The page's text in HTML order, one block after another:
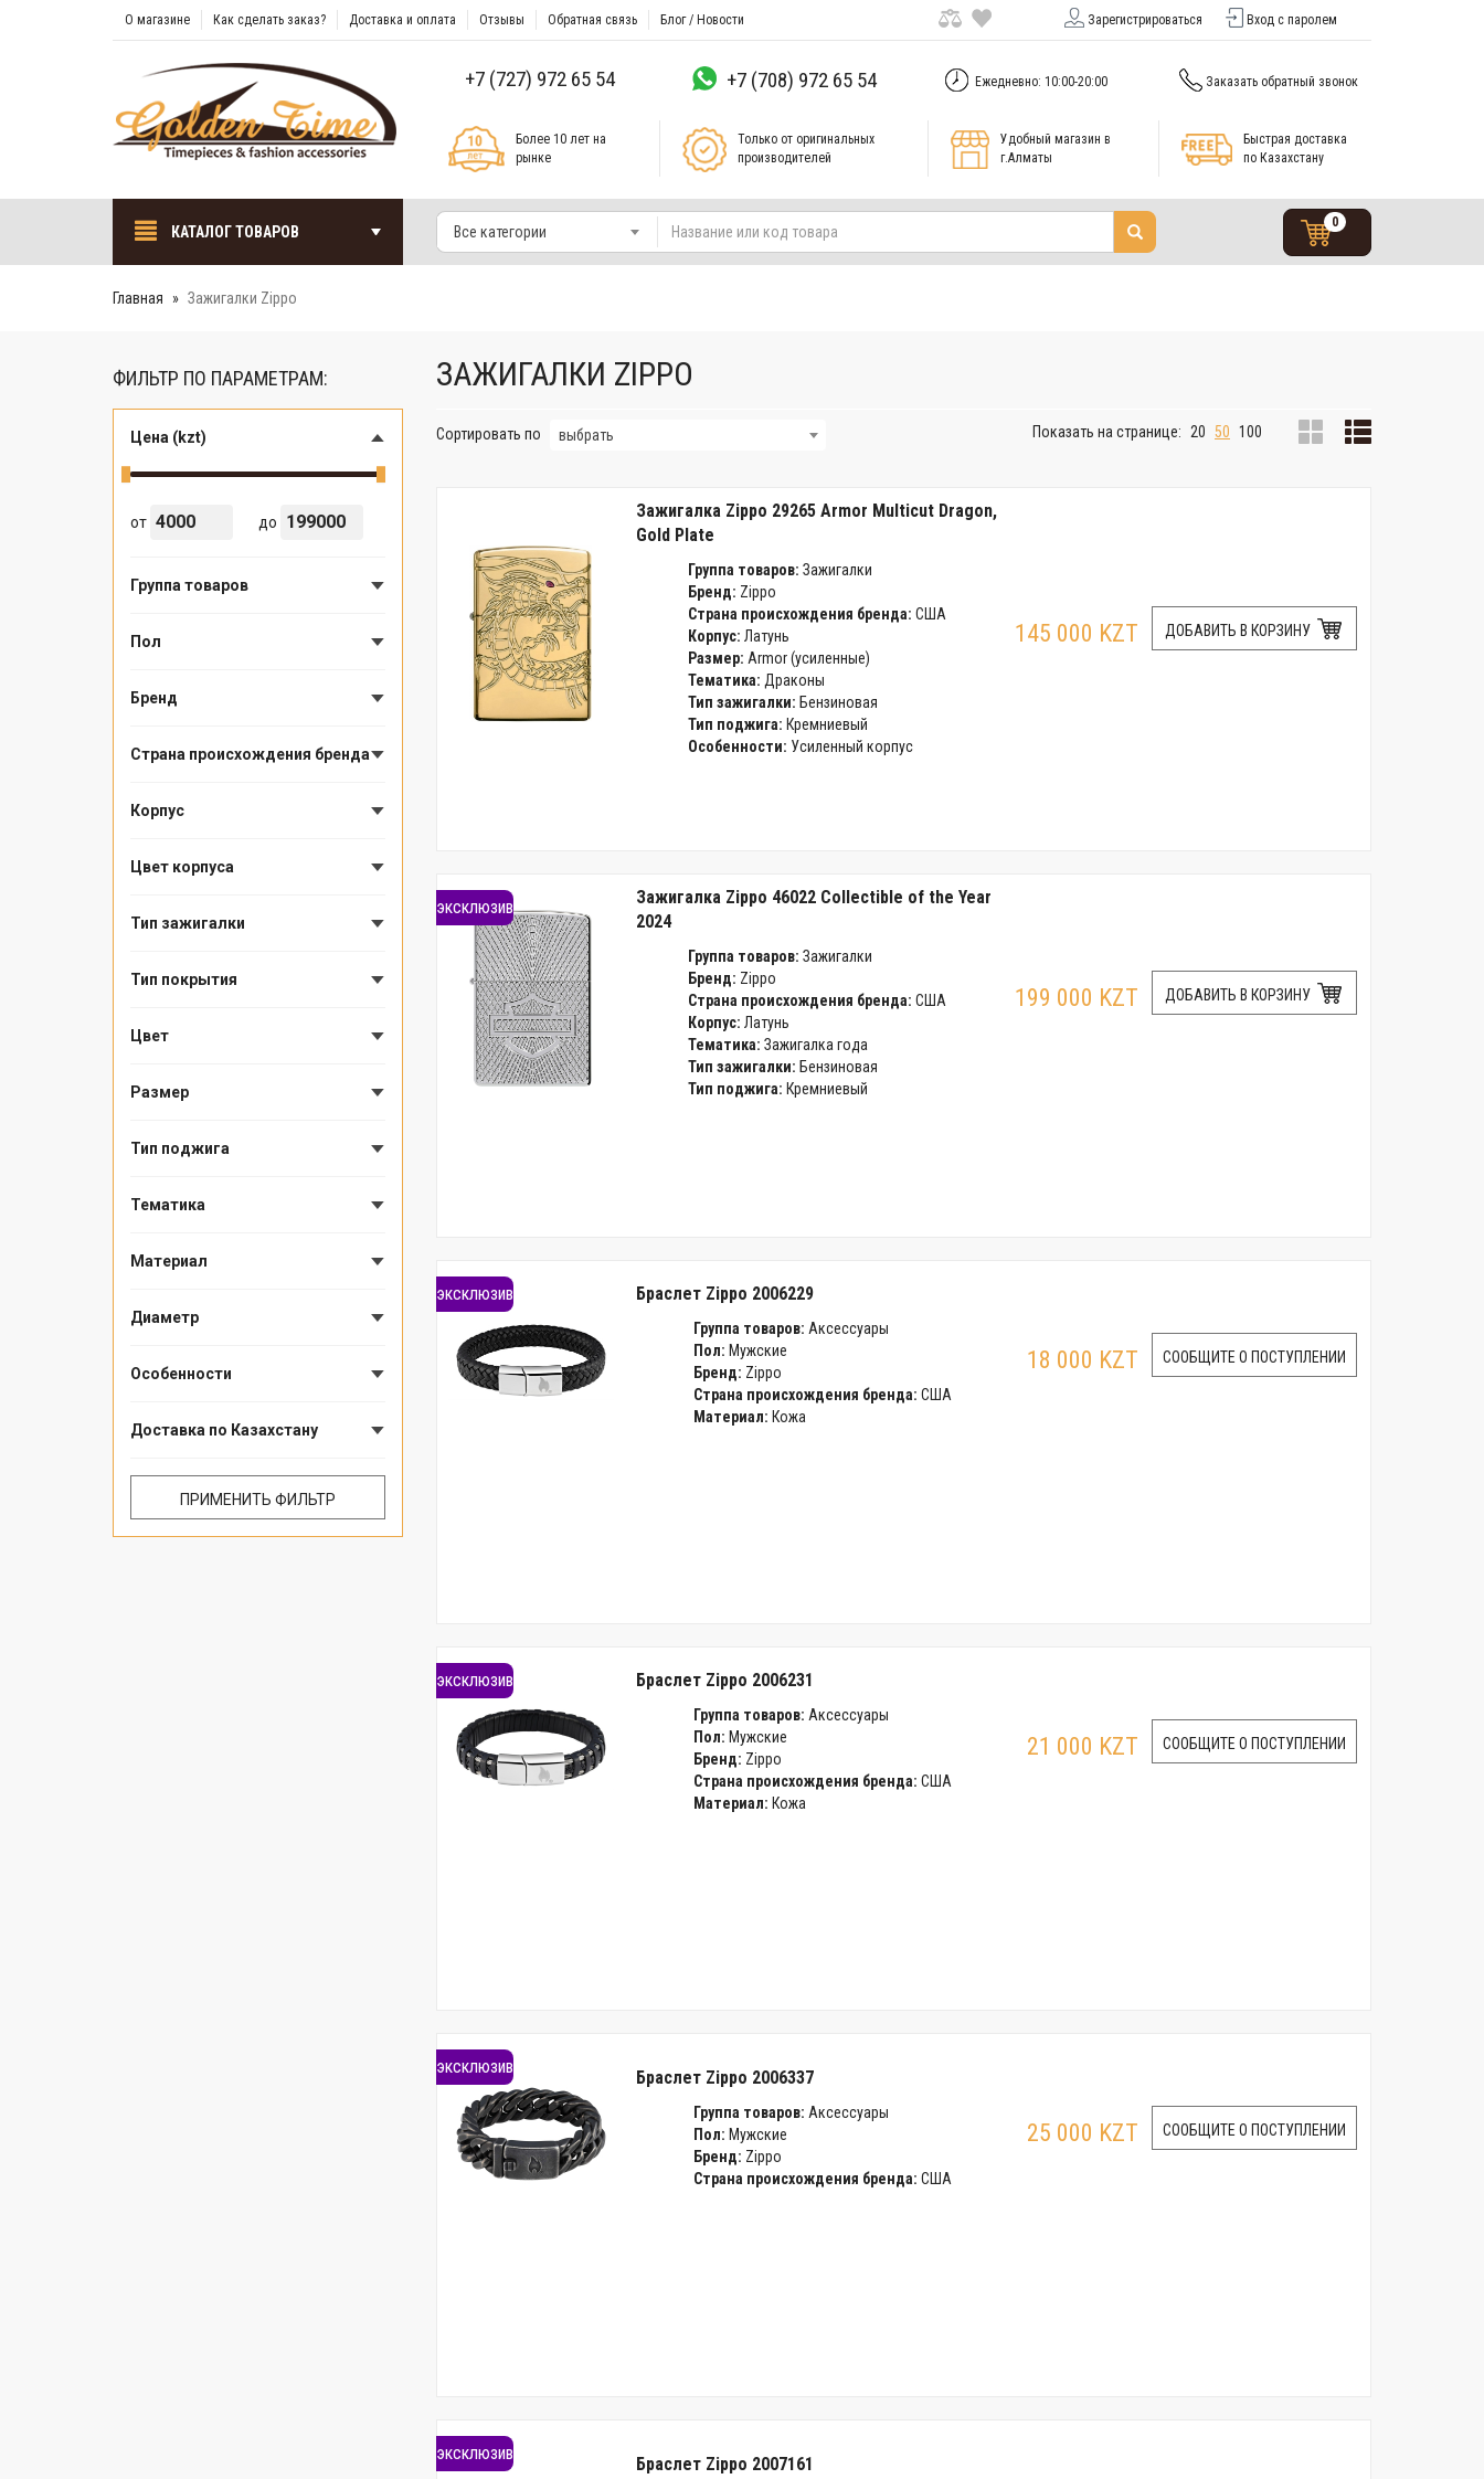
О магазине Как сделать заказ? Доставка и оплата Отзывы Обратная связь Блог / Новости Зарегистрироваться Вход с паролем
+7 (727) 972 65 54 +7 (708) 972 65 54 Ежедневно: 10:00-20:00 Заказать обратный звонок
Более 10 лет на
рынке
Только от оригинальных
производителей
Удобный магазин в
г.Алматы
Быстрая доставка
по Казахстану
КАТАЛОГ ТОВАРОВ Все категории
0
Главная Зажигалки Zippo
ФИЛЬТР ПО ПАРАМЕТРАМ:
Цена (kzt)
от до
Группа товаров
Пол
Бренд
Страна происхождения бренда
Корпус
Цвет корпуса
Тип зажигалки
Тип покрытия
Цвет
Размер
Тип поджига
Тематика
Материал
Диаметр
Особенности
Доставка по Казахстану
ЗАЖИГАЛКИ ZIPPO
Сортировать по выбрать Показать на странице: 20 50 100
Зажигалка Zippo 29265 Armor Multicut Dragon,
Gold Plate
Группа товаров: Зажигалки
Бренд: Zippo
Страна происхождения бренда: США
Корпус: Латунь
Размер: Armor (усиленные)
Тематика: Драконы
Тип зажигалки: Бензиновая
Тип поджига: Кремниевый
Особенности: Усиленный корпус
145 000 KZT ДОБАВИТЬ В КОРЗИНУ
эксклюзив
Зажигалка Zippo 46022 Collectible of the Year
2024
Группа товаров: Зажигалки
Бренд: Zippo
Страна происхождения бренда: США
Корпус: Латунь
Тематика: Зажигалка года
Тип зажигалки: Бензиновая
Тип поджига: Кремниевый
199 000 KZT ДОБАВИТЬ В КОРЗИНУ
эксклюзив Браслет Zippo 2006229
Группа товаров: Аксессуары
Пол: Мужские
Бренд: Zippo
Страна происхождения бренда: США
Материал: Кожа
18 000 KZT СООБЩИТЕ О ПОСТУПЛЕНИИ
эксклюзив Браслет Zippo 2006231
Группа товаров: Аксессуары
Пол: Мужские
Бренд: Zippo
Страна происхождения бренда: США
Материал: Кожа
21 000 KZT СООБЩИТЕ О ПОСТУПЛЕНИИ
эксклюзив
Браслет Zippo 2006337
Группа товаров: Аксессуары
Пол: Мужские
Бренд: Zippo
Страна происхождения бренда: США
25 000 KZT СООБЩИТЕ О ПОСТУПЛЕНИИ
эксклюзив
Браслет Zippo 2007161